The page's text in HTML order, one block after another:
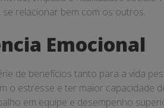
relacionar bem com os outros.
Emocional
de benefícios tanto para a vida
o estresse e ter maior
em equipe e desempenho